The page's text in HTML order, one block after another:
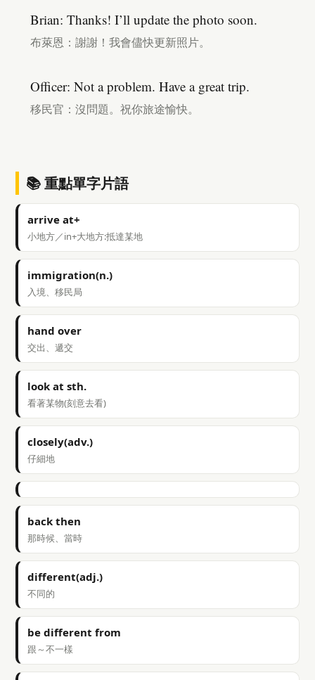
Brian: Thanks! I’ll update the photo soon.
布萊恩：謝謝！我會儘快更新照片。
Officer: Not a problem. Have a great trip.
移民官：沒問題。祝你旅途愉快。
📚 重點單字片語
arrive at+
小地方／in+大地方:抵達某地
immigration(n.)
入境、移民局
hand over
交出、遞交
look at sth.
看著某物(刻意去看)
closely(adv.)
仔細地
back then
那時候、當時
different(adj.)
不同的
be different from
跟～不一樣